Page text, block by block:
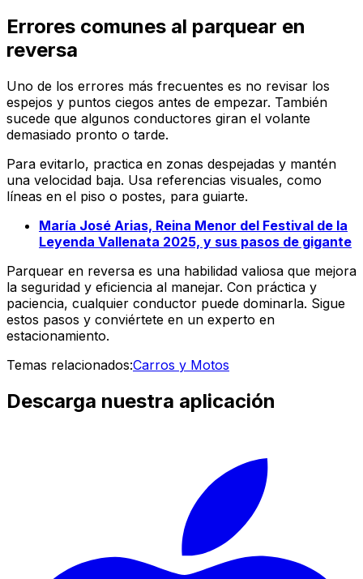
Errores comunes al parquear en
reversa
Uno de los errores más frecuentes es no revisar los
espejos y puntos ciegos antes de empezar. También
sucede que algunos conductores giran el volante
demasiado pronto o tarde.
Para evitarlo, practica en zonas despejadas y mantén
una velocidad baja. Usa referencias visuales, como
líneas en el piso o postes, para guiarte.
María José Arias, Reina Menor del Festival de la
Leyenda Vallenata 2025, y sus pasos de gigante
Parquear en reversa es una habilidad valiosa que mejora
la seguridad y eficiencia al manejar. Con práctica y
paciencia, cualquier conductor puede dominarla. Sigue
estos pasos y conviértete en un experto en
estacionamiento.
Temas relacionados:Carros y Motos
Descarga nuestra aplicación